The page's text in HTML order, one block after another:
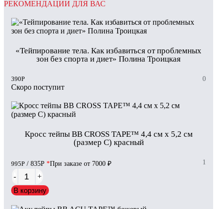
РЕКОМЕНДАЦИИ ДЛЯ ВАС
«Тейпирование тела. Как избавиться от проблемных
зон без спорта и диет» Полина Троицкая
390Р 0
Скоро поступит
Кросс тейпы BB CROSS TAPE™ 4,4 см x 5,2 см
(размер С) красный
995Р / 835Р *При заказе от 7000 ₽ 1
-
+
В корзину